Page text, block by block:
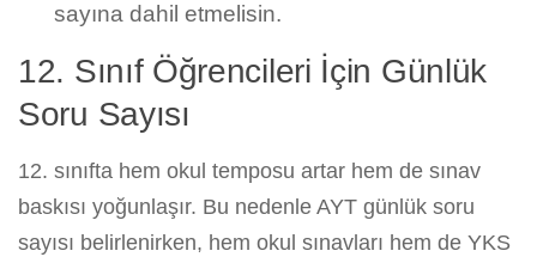
sayına dahil etmelisin.
12. Sınıf Öğrencileri İçin Günlük
Soru Sayısı
12. sınıfta hem okul temposu artar hem de sınav
baskısı yoğunlaşır. Bu nedenle AYT günlük soru
sayısı belirlenirken, hem okul sınavları hem de YKS